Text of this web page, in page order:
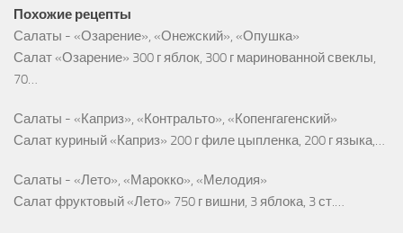
Похожие рецепты
Салаты - «Озарение», «Онежский», «Опушка»
Салат «Озарение» 300 г яблок, 300 г маринованной свеклы,
70…
Салаты - «Каприз», «Контральто», «Копенгагенский»
Салат куриный «Каприз» 200 г филе цыпленка, 200 г языка,…
Салаты - «Лето», «Марокко», «Мелодия»
Салат фруктовый «Лето» 750 г вишни, 3 яблока, 3 ст.…